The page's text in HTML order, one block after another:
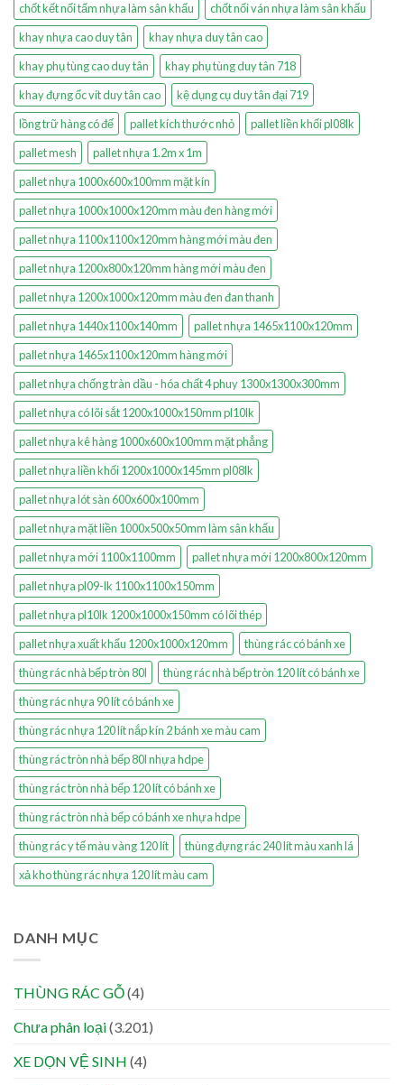
chốt kết nối tấm nhựa làm sân khấu
chốt nối ván nhựa làm sân khấu
khay nhựa cao duy tân
khay nhựa duy tân cao
khay phụ tùng cao duy tân
khay phụ tùng duy tân 718
khay đựng ốc vít duy tân cao
kệ dụng cụ duy tân đại 719
lồng trữ hàng có đế
pallet kích thước nhỏ
pallet liền khối pl08lk
pallet mesh
pallet nhựa 1.2m x 1m
pallet nhựa 1000x600x100mm mặt kín
pallet nhựa 1000x1000x120mm màu đen hàng mới
pallet nhựa 1100x1100x120mm hàng mới màu đen
pallet nhựa 1200x800x120mm hàng mới màu đen
pallet nhựa 1200x1000x120mm màu đen đan thanh
pallet nhựa 1440x1100x140mm
pallet nhựa 1465x1100x120mm
pallet nhựa 1465x1100x120mm hàng mới
pallet nhựa chống tràn dầu - hóa chất 4 phuy 1300x1300x300mm
pallet nhựa có lõi sắt 1200x1000x150mm pl10lk
pallet nhựa kê hàng 1000x600x100mm mặt phẳng
pallet nhựa liền khối 1200x1000x145mm pl08lk
pallet nhựa lót sàn 600x600x100mm
pallet nhựa mặt liền 1000x500x50mm làm sân khấu
pallet nhựa mới 1100x1100mm
pallet nhựa mới 1200x800x120mm
pallet nhựa pl09-lk 1100x1100x150mm
pallet nhựa pl10lk 1200x1000x150mm có lõi thép
pallet nhựa xuất khẩu 1200x1000x120mm
thùng rác có bánh xe
thùng rác nhà bếp tròn 80l
thùng rác nhà bếp tròn 120 lít có bánh xe
thùng rác nhựa 90 lít có bánh xe
thùng rác nhựa 120 lít nắp kín 2 bánh xe màu cam
thùng rác tròn nhà bếp 80l nhựa hdpe
thùng rác tròn nhà bếp 120 lít có bánh xe
thùng rác tròn nhà bếp có bánh xe nhựa hdpe
thùng rác y tế màu vàng 120 lít
thùng đựng rác 240 lít màu xanh lá
xả kho thùng rác nhựa 120 lít màu cam
DANH MỤC
THÙNG RÁC GỖ(4)
Chưa phân loại(3.201)
XE DỌN VỆ SINH (4)